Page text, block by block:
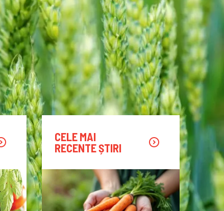
CELE MAI
RECENTE ȘTIRI